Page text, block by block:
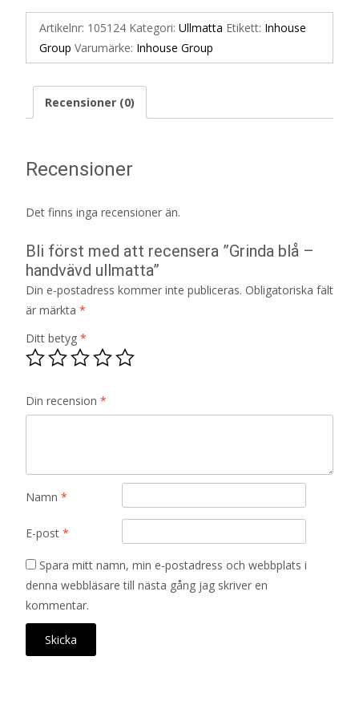
Artikelnr: 105124 Kategori: Ullmatta Etikett: Inhouse
Group Varumärke: Inhouse Group
Recensioner (0)
Recensioner
Det finns inga recensioner än.
Bli först med att recensera ”Grinda blå –
handvävd ullmatta”
Din e-postadress kommer inte publiceras. Obligatoriska fält
är märkta *
Ditt betyg *
Din recension *
Namn *
E-post *
Spara mitt namn, min e-postadress och webbplats i
denna webbläsare till nästa gång jag skriver en
kommentar.